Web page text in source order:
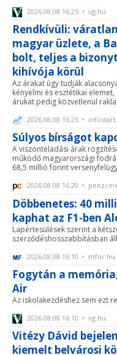
2026.08.08 16:25 • vg.hu
Rendkívüli:
magyar üzlete, a
bolt, teljes a
kihívója körül
Az árakat úgy tudják
kényelmi és esztétikai
árukat pedig közvetlenül
2026.08.08 16:25 •
Súlyos bírságot
A viszonteladási árak
működő magyarországi
68,5 millió forint
2026.08.08 16:20 •
Döbbenetes: 40
kaphat az F1-ben
Lapértesülések szerint a
szerződéshosszabbításban
2026.08.08 16:10 • mfor.hu
Fogytán a
Air
Az iskolakezdéshez sem ezt
2026.08.08 16:10 • vg.hu
Vitézy Dávid
kiemelt belvárosi